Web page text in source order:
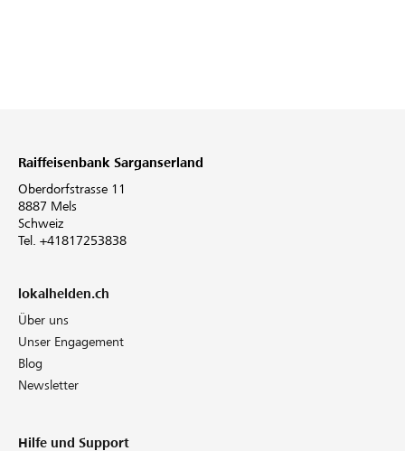
Raiffeisenbank Sarganserland
Oberdorfstrasse 11
8887 Mels
Schweiz
Tel. +41817253838
lokalhelden.ch
Über uns
Unser Engagement
Blog
Newsletter
Hilfe und Support